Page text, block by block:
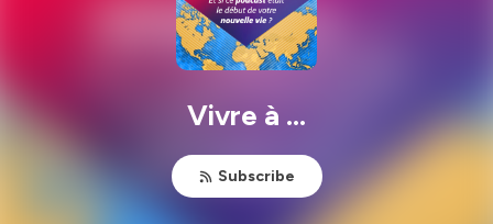
Vivre à ...
Subscribe